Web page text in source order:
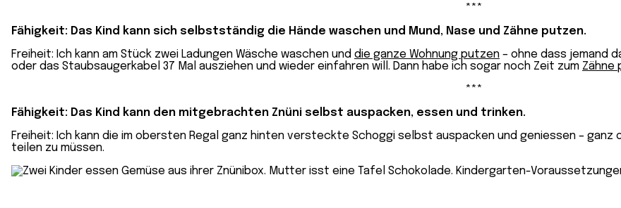
***
Fähigkeit: Das Kind kann sich selbstständig die Hände waschen und Mund, Nase und Zähne putzen.
Freiheit: Ich kann am Stück zwei Ladungen Wäsche waschen und die ganze Wohnung putzen – ohne dass jemand
oder das Staubsaugerkabel 37 Mal ausziehen und wieder einfahren will. Dann habe ich sogar noch Zeit zum Zähne
***
Fähigkeit: Das Kind kann den mitgebrachten Znüni selbst auspacken, essen und trinken.
Freiheit: Ich kann die im obersten Regal ganz hinten versteckte Schoggi selbst auspacken und geniessen – ganz
teilen zu müssen.